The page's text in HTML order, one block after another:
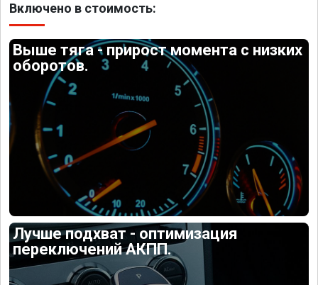
Включено в стоимость:
Выше тяга - прирост момента с низких
оборотов.
Лучше подхват - оптимизация
переключений АКПП.